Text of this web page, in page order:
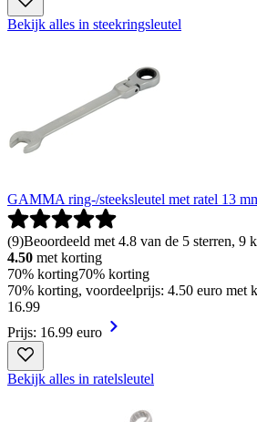
Bekijk alles in steekringsleutel
GAMMA ring-/steeksleutel met ratel 13
(9)Beoordeeld met 4.8 van de 5 sterren, 9
4.50 met korting
70% korting70% korting
70% korting, voordeelprijs: 4.50 euro met
16.99
Prijs: 16.99 euro
Bekijk alles in ratelsleutel